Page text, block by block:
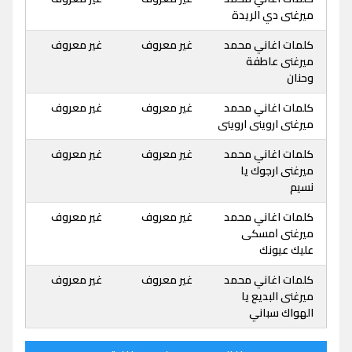
ميرغنى دي الريدة
كلمات اغاني محمد
ميرغنى عاطفة
وحنان
غير معروف غير معروف
كلمات اغاني محمد
ميرغنى اروينى اروينى
غير معروف غير معروف
كلمات اغاني محمد
ميرغنى ارجوك يا
نسيم
غير معروف غير معروف
كلمات اغاني محمد
ميرغنى ﺍﻣﺴﻜﻰ
ﻋﻠﻴﻚ ﻋﻴﻮﻧﻚ
غير معروف غير معروف
كلمات اغاني محمد
ميرغنى البديع يا
الهواك سباني
غير معروف غير معروف